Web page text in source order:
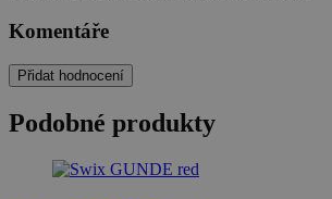
Komentáře
Přidat hodnocení
Podobné produkty